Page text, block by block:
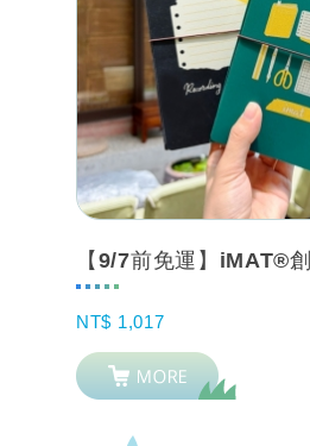
NT$ 1,017